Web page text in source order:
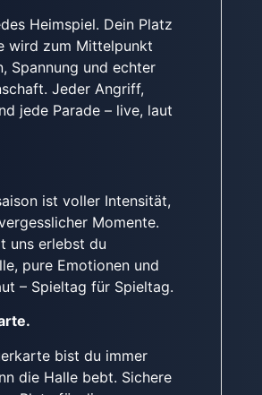
Heimspiel. Dein Platz
wird zum Mittelpunkt
Spannung und echter
Jeder Angriff,
jede Parade – live, laut
ist voller Intensität,
Momente.
uns erlebst du
pure Emotionen und
– Spieltag für Spieltag.
bist du immer
die Halle bebt. Sichere